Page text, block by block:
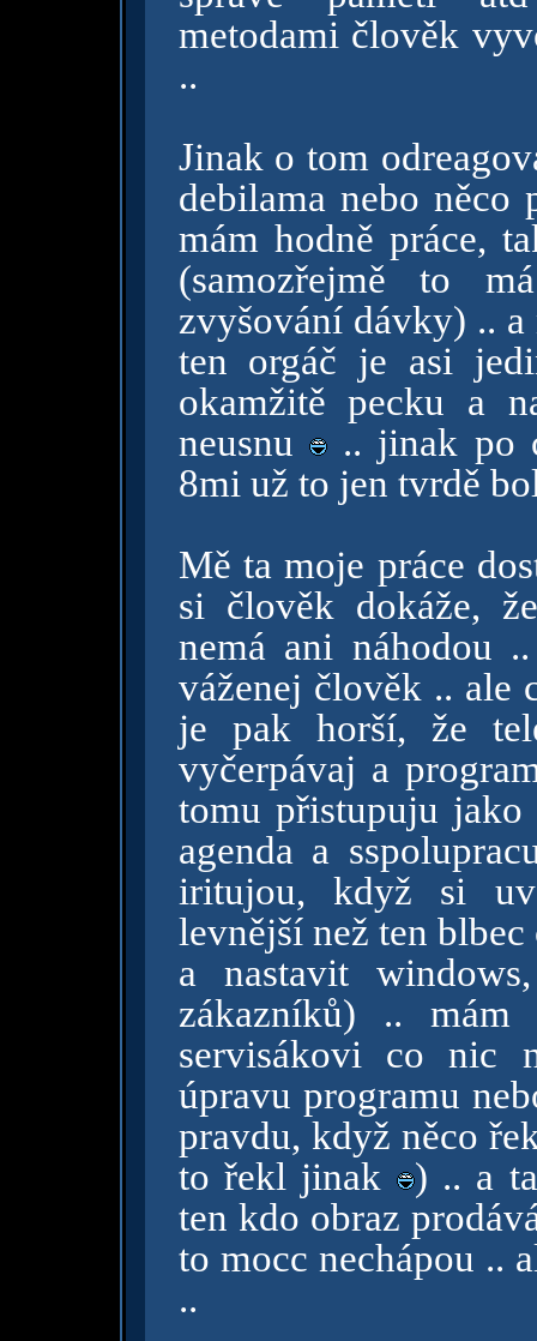
metodami člověk
..
Jinak o tom
debilama nebo něco
mám hodně práce,
(samozřejmě to
zvyšování dávky) ..
ten orgáč je asi
okamžitě pecku a
neusnu
.. jinak po
8mi už to jen tvrdě
Mě ta moje práce
si člověk dokáže,
nemá ani náhodou
váženej člověk .. ale
je pak horší, že
vyčerpávaj a
tomu přistupuju
agenda a
iritujou, když si
levnější než ten
a nastavit
zákazníků) ..
servisákovi co nic
úpravu programu
pravdu, když něco
to řekl jinak
) .. a
ten kdo obraz
to mocc nechápou ..
..